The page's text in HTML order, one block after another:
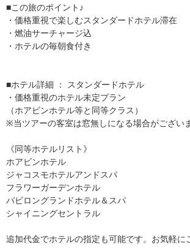
■この旅のポイント♪
・価格重視で楽しむスタンダードホテル滞在
・燃油サーチャージ込
・ホテルの毎朝食付き
■ホテル詳細 ： スタンダードホテル
・価格重視のホテル未定プラン
（ホアビンホテル等と同等クラス）
※当ツアーの客室は窓無しになる場合がござい
《同等ホテルリスト》
ホアビンホテル
ジャコスモホテルアンドスパ
フラワーガーデンホテル
バビロングランドホテル＆スパ
シャイニングセントラル
追加代金でホテルの指定も可能です。お気軽に